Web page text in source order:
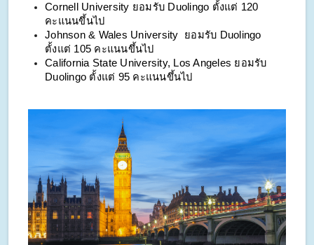
Cornell University ยอมรับ Duolingo ตั้งแต่ 120
คะแนนขึ้นไป
Johnson & Wales University ยอมรับ Duolingo
ตั้งแต่ 105 คะแนนขึ้นไป
California State University, Los Angeles ยอมรับ
Duolingo ตั้งแต่ 95 คะแนนขึ้นไป